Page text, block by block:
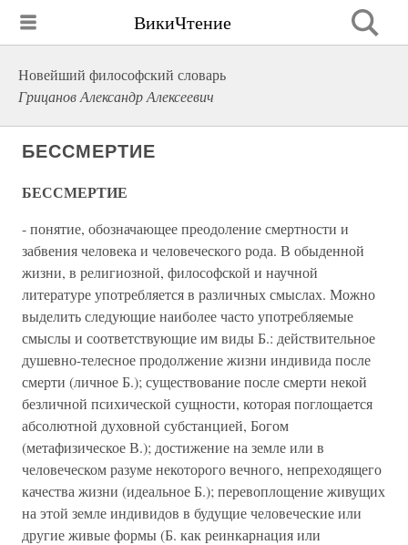
ВикиЧтение
Новейший философский словарь
Грицанов Александр Алексеевич
БЕССМЕРТИЕ
БЕССМЕРТИЕ
- понятие, обозначающее преодоление смертности и
забвения человека и человеческого рода. В обыденной
жизни, в религиозной, философской и научной
литературе употребляется в различных смыслах. Можно
выделить следующие наиболее часто употребляемые
смыслы и соответствующие им виды Б.: действительное
душевно-телесное продолжение жизни индивида после
смерти (личное Б.); существование после смерти некой
безличной психической сущности, которая поглощается
абсолютной духовной субстанцией, Богом
(метафизическое В.); достижение на земле или в
человеческом разуме некоторого вечного, непреходящего
качества жизни (идеальное Б.); перевоплощение живущих
на этой земле индивидов в будущие человеческие или
другие живые формы (Б. как реинкарнация или